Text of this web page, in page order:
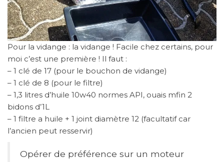
Pour la vidange : la vidange ! Facile chez certains, pour
moi c’est une première ! Il faut :
– 1 clé de 17 (pour le bouchon de vidange)
– 1 clé de 8 (pour le filtre)
– 1,3 litres d’huile 10w40 normes API, ouais mfin 2
bidons d’1L
– 1 filtre a huile + 1 joint diamètre 12 (facultatif car
l’ancien peut resservir)
Opérer de préférence sur un moteur